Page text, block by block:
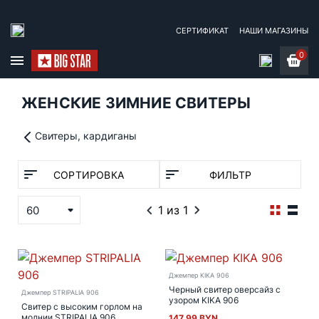
СЕРТИФИКАТ НАШИ МАГАЗИНЫ
0
ЖЕНСКИЕ ЗИМНИЕ СВИТЕРЫ
Свитеры, кардиганы
СОРТИРОВКА ФИЛЬТР
60 1 из 1
Джемпер STRIPALIA 906
Свитер с высоким горлом на
Джемпер KIKA 906
Черный свитер оверсайз с
узором KIKA 906